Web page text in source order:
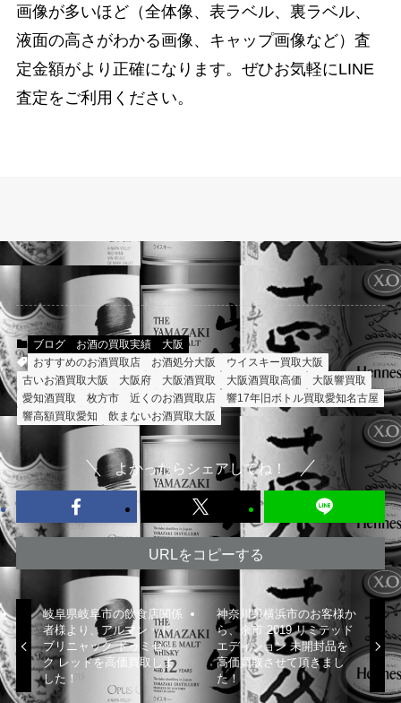
画像が多いほど（全体像、表ラベル、裏ラベル、
液面の高さがわかる画像、キャップ画像など）査
定金額がより正確になります。ぜひお気軽にLINE
査定をご利用ください。
ブログ お酒の買取実績
大阪
おすすめのお酒買取店
お酒処分大阪
ウイスキー買取大阪
古いお酒買取大阪
大阪府 大阪酒買取 大阪酒買取高価
大阪響買取
愛知酒買取
枚方市 近くのお酒買取店
響17年旧ボトル買取愛知名古屋
響高額買取愛知
飲まないお酒買取大阪
よかったらシェアしてね！
URLをコピーする
岐阜県岐阜市の飲食店関係
者様より、アルマン・ド・
ブリニャック ドゥミセッ
ク レッドを高価買取しま
した！
神奈川県横浜市のお客様か
ら、余市 2019 リミテッド
エディション 未開封品を
高価買取させて頂きまし
た！